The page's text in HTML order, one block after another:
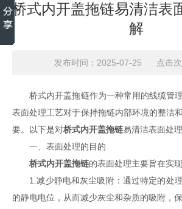
桥式内开盖拖链易清洁表
解
发布时间：2025-07-25 点击次
桥式内开盖拖链作为一种常用的线缆管
表面处理工艺对于保持拖链内部环境的整洁
要。以下是对桥式内开盖拖链易清洁表面处
一、表面处理的目的
桥式内开盖拖链的表面处理主要旨在实
1.减少静电和灰尘吸附：通过特定的处
的静电电位，从而减少灰尘和杂质的吸附，